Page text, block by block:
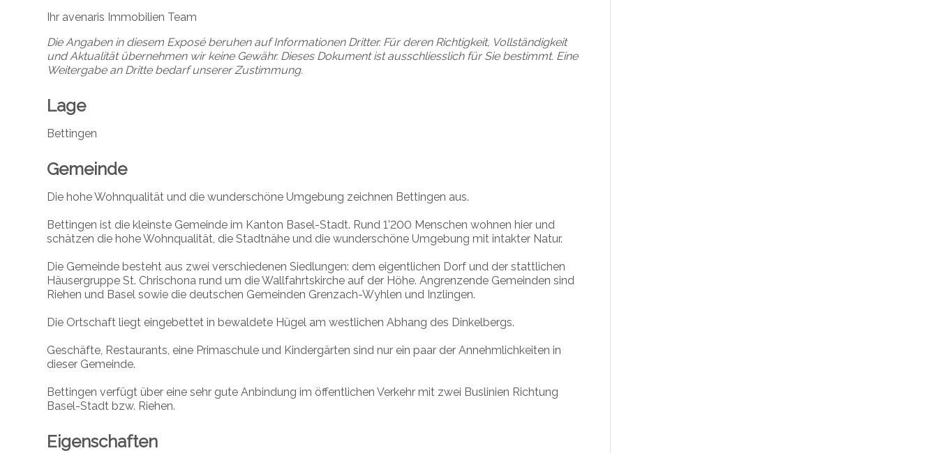
Ihr avenaris Immobilien Team
Die Angaben in diesem Exposé beruhen auf Informationen Dritter. Für deren Richtigkeit, Vollständigkeit
und Aktualität übernehmen wir keine Gewähr. Dieses Dokument ist ausschliesslich für Sie bestimmt. Eine
Weitergabe an Dritte bedarf unserer Zustimmung.
Lage
Bettingen
Gemeinde
Die hohe Wohnqualität und die wunderschöne Umgebung zeichnen Bettingen aus.
Bettingen ist die kleinste Gemeinde im Kanton Basel-Stadt. Rund 1'200 Menschen wohnen hier und
schätzen die hohe Wohnqualität, die Stadtnähe und die wunderschöne Umgebung mit intakter Natur.
Die Gemeinde besteht aus zwei verschiedenen Siedlungen: dem eigentlichen Dorf und der stattlichen
Häusergruppe St. Chrischona rund um die Wallfahrtskirche auf der Höhe. Angrenzende Gemeinden sind
Riehen und Basel sowie die deutschen Gemeinden Grenzach-Wyhlen und Inzlingen.
Die Ortschaft liegt eingebettet in bewaldete Hügel am westlichen Abhang des Dinkelbergs.
Geschäfte, Restaurants, eine Primaschule und Kindergärten sind nur ein paar der Annehmlichkeiten in
dieser Gemeinde.
Bettingen verfügt über eine sehr gute Anbindung im öffentlichen Verkehr mit zwei Buslinien Richtung
Basel-Stadt bzw. Riehen.
Eigenschaften